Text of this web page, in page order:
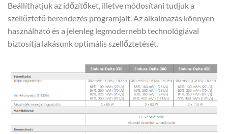
Beállíthatjuk az időzítőket, illetve módosítani tudjuk a
szellőztető berendezés programjait. Az alkalmazás könnyen
használható és a jelenleg legmodernebb technológiával
biztosítja lakásunk optimális szellőztetését.